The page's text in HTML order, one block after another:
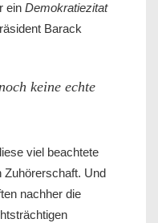
ein Demokratiezitat
Barack
keine echte
viel beachtete
Zuhörerschaft. Und
nachher die